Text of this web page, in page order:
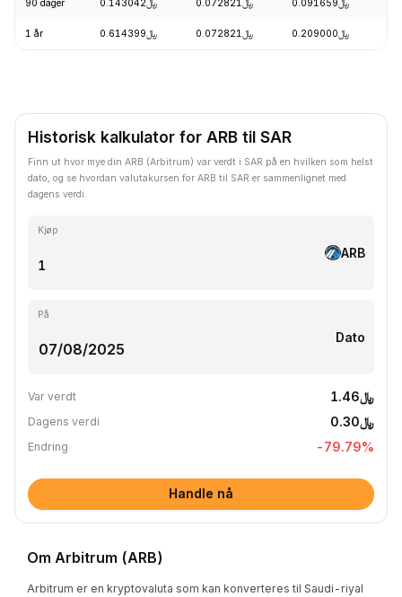
90 dager ﷼0.143042 ﷼0.072821 ﷼0.091659
1 år ﷼0.614399 ﷼0.072821 ﷼0.209000
Historisk kalkulator for ARB til SAR
Finn ut hvor mye din ARB (Arbitrum) var verdt i SAR på en hvilken som helst
dato, og se hvordan valutakursen for ARB til SAR er sammenlignet med
dagens verdi.
Kjøp
ARB
På
Dato
Var verdt ﷼1.46
Dagens verdi ﷼0.30
Endring -79.79%
Handle nå
Om Arbitrum (ARB)
Arbitrum er en kryptovaluta som kan konverteres til Saudi-riyal